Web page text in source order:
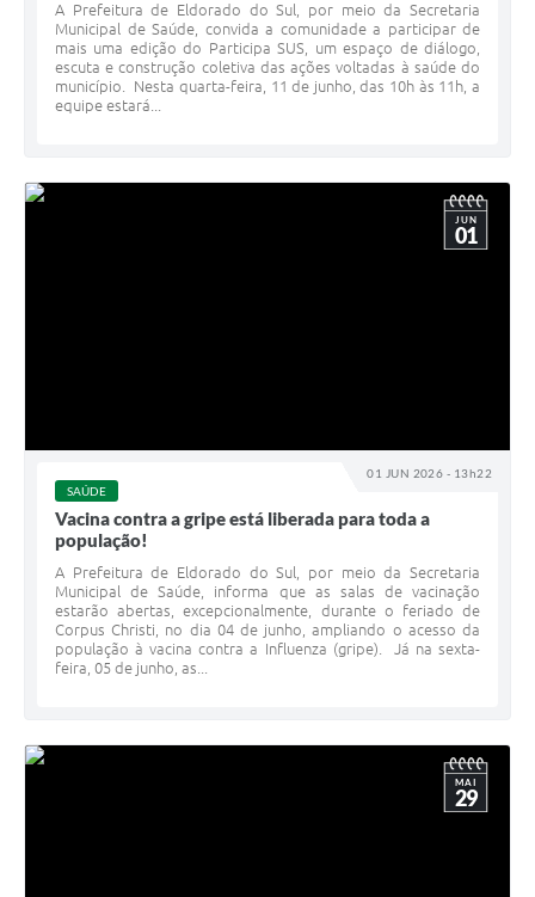
A Prefeitura de Eldorado do Sul, por meio da Secretaria
Municipal de Saúde, convida a comunidade a participar de
mais uma edição do Participa SUS, um espaço de diálogo,
escuta e construção coletiva das ações voltadas à saúde do
município. Nesta quarta-feira, 11 de junho, das 10h às 11h, a
equipe estará...
01 JUN 2026 - 13h22
JUN
01
SAÚDE
Vacina contra a gripe está liberada para toda a
população!
A Prefeitura de Eldorado do Sul, por meio da Secretaria
Municipal de Saúde, informa que as salas de vacinação
estarão abertas, excepcionalmente, durante o feriado de
Corpus Christi, no dia 04 de junho, ampliando o acesso da
população à vacina contra a Influenza (gripe). Já na sexta-
feira, 05 de junho, as...
MAI
29